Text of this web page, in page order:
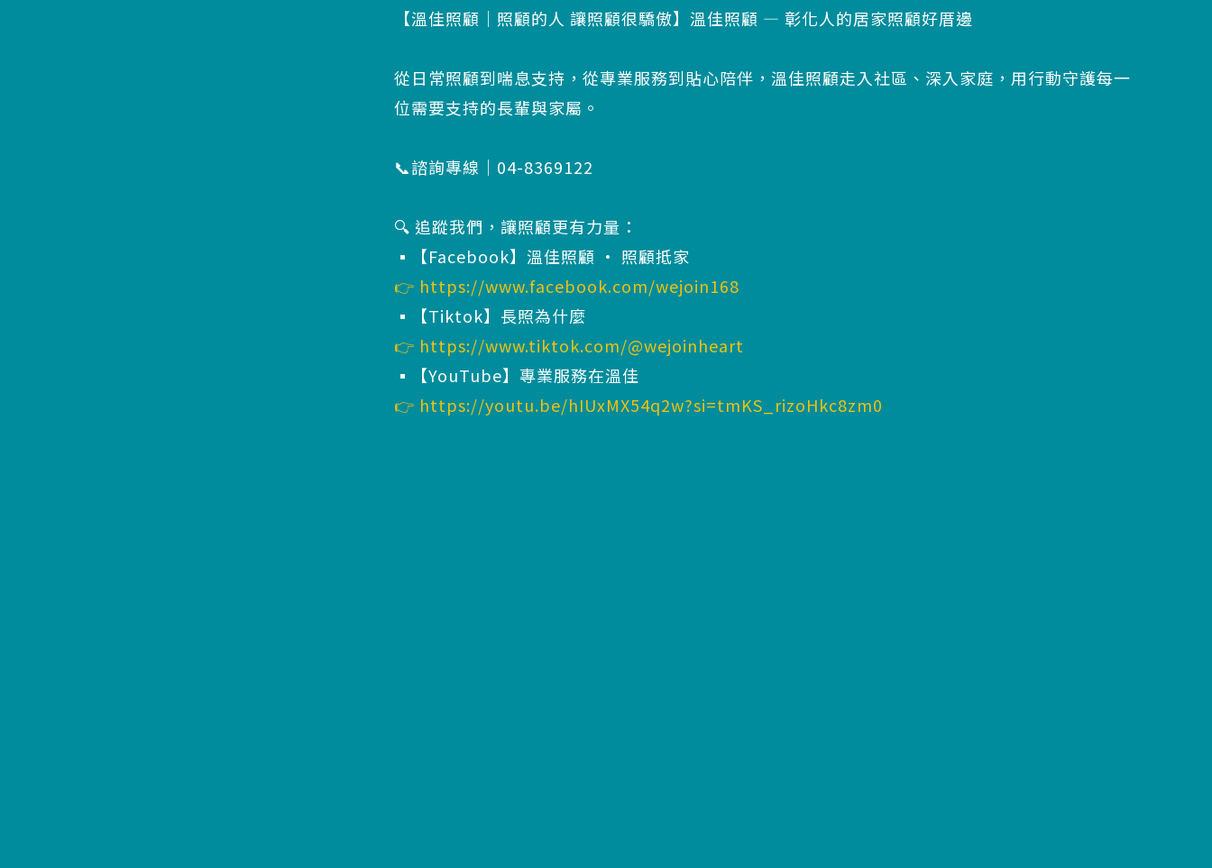
【溫佳照顧｜照顧的人 讓照顧很驕傲】溫佳照顧 — 彰化人的居家照顧好厝邊
從日常照顧到喘息支持，從專業服務到貼心陪伴，溫佳照顧走入社區、深入家庭，用行動守護每一
位需要支持的長輩與家屬。
📞諮詢專線｜04-8369122
🔍 追蹤我們，讓照顧更有力量：
▪️【Facebook】溫佳照顧 · 照顧抵家
👉 https://www.facebook.com/wejoin168
▪️【Tiktok】長照為什麼
👉 https://www.tiktok.com/@wejoinheart
▪️【YouTube】專業服務在溫佳
👉 https://youtu.be/hIUxMX54q2w?si=tmKS_rizoHkc8zm0